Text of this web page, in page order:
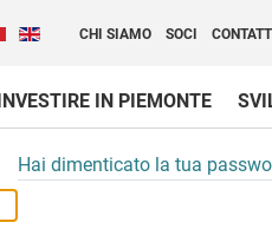
Italiano (Italia)
English (United Kingdom)
CHI SIAMO SOCI CONTATTI
IN PIEMONTE
Hai dimenticato la tua